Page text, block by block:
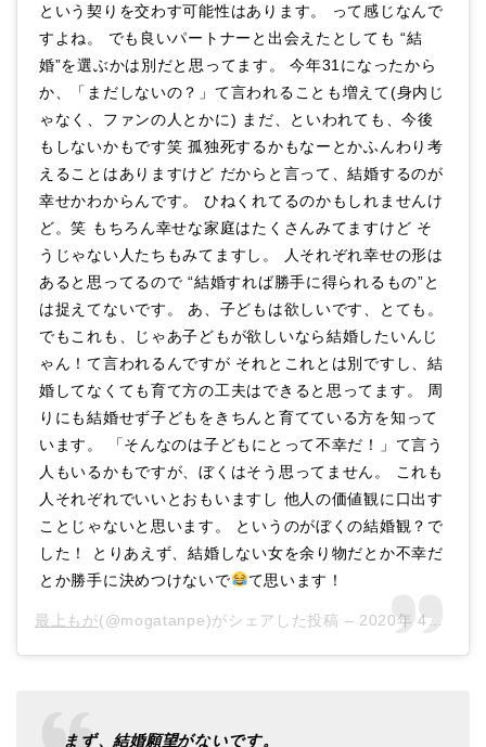
という契りを交わす可能性はあります。 って感じなんで
すよね。 でも良いパートナーと出会えたとしても “結
婚”を選ぶかは別だと思ってます。 今年31になったから
か、「まだしないの？」て言われることも増えて(身内じ
ゃなく、ファンの人とかに) まだ、といわれても、今後
もしないかもです笑 孤独死するかもなーとかふんわり考
えることはありますけど だからと言って、結婚するのが
幸せかわからんです。 ひねくれてるのかもしれませんけ
ど。笑 もちろん幸せな家庭はたくさんみてますけど そ
うじゃない人たちもみてますし。 人それぞれ幸せの形は
あると思ってるので “結婚すれば勝手に得られるもの”と
は捉えてないです。 あ、子どもは欲しいです、とても。
でもこれも、じゃあ子どもが欲しいなら結婚したいんじ
ゃん！て言われるんですが それとこれとは別ですし、結
婚してなくても育て方の工夫はできると思ってます。 周
りにも結婚せず子どもをきちんと育てている方を知って
います。 「そんなのは子どもにとって不幸だ！」て言う
人もいるかもですが、ぼくはそう思ってません。 これも
人それぞれでいいとおもいますし 他人の価値観に口出す
ことじゃないと思います。 というのがぼくの結婚観？で
した！ とりあえず、結婚しない女を余り物だとか不幸だ
とか勝手に決めつけないで
て思います！
最上もが(@mogatanpe)がシェアした投稿 – 2020年 4月月15日午前3時40分PDT
まず、結婚願望がないです。